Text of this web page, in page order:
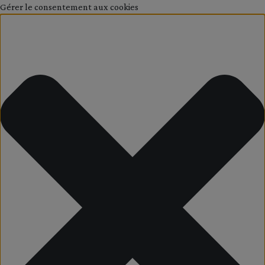
Gérer le consentement aux cookies